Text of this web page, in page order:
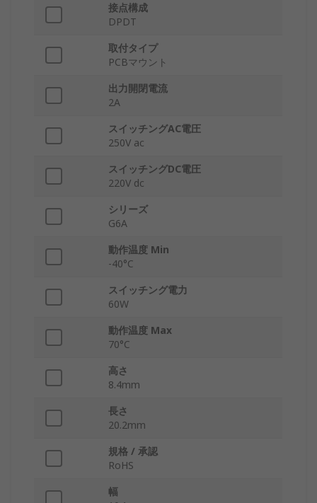
接点構成
DPDT
取付タイプ
PCBマウント
出力開閉電流
2A
スイッチングAC電圧
250V ac
スイッチングDC電圧
220V dc
シリーズ
G6A
動作温度 Min
-40°C
スイッチング電力
60W
動作温度 Max
70°C
高さ
8.4mm
長さ
20.2mm
規格 / 承認
RoHS
幅